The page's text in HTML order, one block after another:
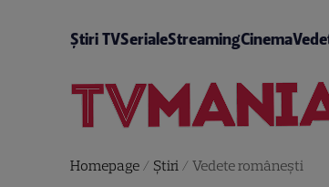
Știri TVSerialeStreamingCinema
Homepage/ Știri/ Vedete româneşti